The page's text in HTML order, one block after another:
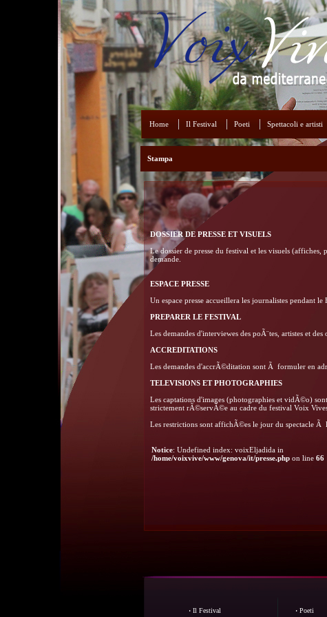
Home Il Festival Poeti Spettacoli e artisti
Stampa
DOSSIER DE PRESSE ET VISUELS
Le dossier de presse du festival et les visuels (affiches,
demande.
ESPACE PRESSE
Un espace presse accueillera les journalistes pendant le
PREPARER LE FESTIVAL
Les demandes d'interviewes des poÃ¨tes, artistes et
ACCREDITATIONS
Les demandes d'accrÃ©ditation sont Ã formuler en
TELEVISIONS ET PHOTOGRAPHIES
Les captations d'images (photographies et vidÃ©o)
strictement rÃ©servÃ©e au cadre du festival Voix
Les restrictions sont affichÃ©es le jour du spectacle Ã
Notice: Undefined index: voixEljadida in
/home/voixvive/www/genova/it/presse.php on line 66
· Il Festival · Poeti